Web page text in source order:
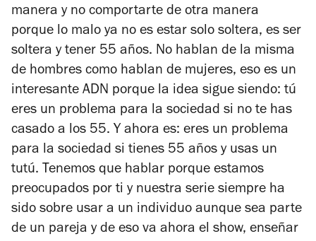
manera y no comportarte de otra manera
porque lo malo ya no es estar solo soltera, es ser
soltera y tener 55 años. No hablan de la misma
de hombres como hablan de mujeres, eso es un
interesante ADN porque la idea sigue siendo: tú
eres un problema para la sociedad si no te has
casado a los 55. Y ahora es: eres un problema
para la sociedad si tienes 55 años y usas un
tutú. Tenemos que hablar porque estamos
preocupados por ti y nuestra serie siempre ha
sido sobre usar a un individuo aunque sea parte
de un pareja y de eso va ahora el show, enseñar